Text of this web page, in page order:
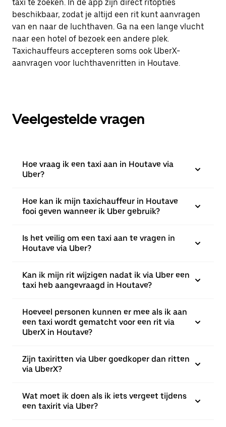
taxi te zoeken. In de app zijn direct ritopties
beschikbaar, zodat je altijd een rit kunt aanvragen
van en naar de luchthaven. Ga na een lange vlucht
naar een hotel of bezoek een andere plek.
Taxichauffeurs accepteren soms ook UberX-
aanvragen voor luchthavenritten in Houtave.
Veelgestelde vragen
Hoe vraag ik een taxi aan in Houtave via
Uber?
Hoe kan ik mijn taxichauffeur in Houtave
fooi geven wanneer ik Uber gebruik?
Is het veilig om een taxi aan te vragen in
Houtave via Uber?
Kan ik mijn rit wijzigen nadat ik via Uber een
taxi heb aangevraagd in Houtave?
Hoeveel personen kunnen er mee als ik aan
een taxi wordt gematcht voor een rit via
UberX in Houtave?
Zijn taxiritten via Uber goedkoper dan ritten
via UberX?
Wat moet ik doen als ik iets vergeet tijdens
een taxirit via Uber?